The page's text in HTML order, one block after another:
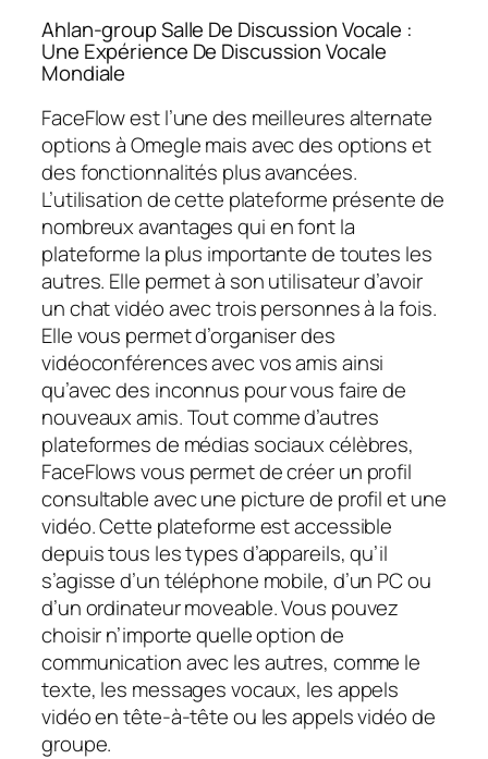
Ahlan-group Salle De Discussion Vocale :
Une Expérience De Discussion Vocale
Mondiale
FaceFlow est l’une des meilleures alternate
options à Omegle mais avec des options et
des fonctionnalités plus avancées.
L’utilisation de cette plateforme présente de
nombreux avantages qui en font la
plateforme la plus importante de toutes les
autres. Elle permet à son utilisateur d’avoir
un chat vidéo avec trois personnes à la fois.
Elle vous permet d’organiser des
vidéoconférences avec vos amis ainsi
qu’avec des inconnus pour vous faire de
nouveaux amis. Tout comme d’autres
plateformes de médias sociaux célèbres,
FaceFlows vous permet de créer un profil
consultable avec une picture de profil et une
vidéo. Cette plateforme est accessible
depuis tous les types d’appareils, qu’il
s’agisse d’un téléphone mobile, d’un PC ou
d’un ordinateur moveable. Vous pouvez
choisir n’importe quelle option de
communication avec les autres, comme le
texte, les messages vocaux, les appels
vidéo en tête-à-tête ou les appels vidéo de
groupe.